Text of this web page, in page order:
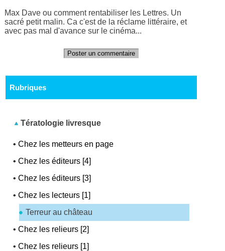
Max Dave ou comment rentabiliser les Lettres. Un
sacré petit malin. Ca c'est de la réclame littéraire, et
avec pas mal d'avance sur le cinéma...
Poster un commentaire
Rubriques
Tératologie livresque
•Chez les metteurs en page
•Chez les éditeurs [4]
•Chez les éditeurs [3]
•Chez les lecteurs [1]
Terreur au château
•Chez les relieurs [2]
•Chez les relieurs [1]